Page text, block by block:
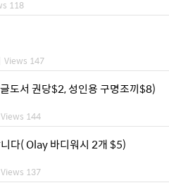
118
Views 147
도서 권당$2, 성인용 구명조끼$8)
Views 144
다( Olay 바디워시 2개 $5)
Views 137